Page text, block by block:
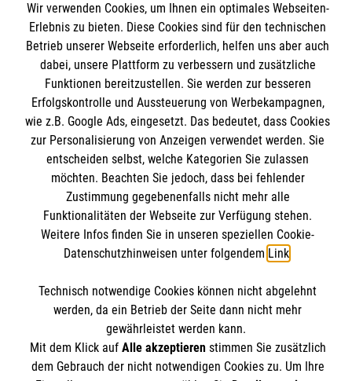
Angebote und Leistungen
Unsere Kurse
Mitarbeiten
Wir Malteser
Informationen
Kontakt
Pressestelle
Impressum
Datenschutz
Malteser online
Malteserorden
Malteser Jugend
Malteser International
Sharepoint
Spendenkonto
Empfänger: Malteser Hilfsdienst e.V.
BIC: GENODED 1PA7
Der Malteser Hilfsdienst e.V. ist als eingetragene
gemeinnützige Organisation von der Körperschaft- und
Wir verwenden Cookies, um Ihnen ein optimales Webseiten-
Erlebnis zu bieten. Diese Cookies sind für den technischen
Betrieb unserer Webseite erforderlich, helfen uns aber auch
dabei, unsere Plattform zu verbessern und zusätzliche
Funktionen bereitzustellen. Sie werden zur besseren
Erfolgskontrolle und Aussteuerung von Werbekampagnen,
wie z.B. Google Ads, eingesetzt. Das bedeutet, dass Cookies
zur Personalisierung von Anzeigen verwendet werden. Sie
entscheiden selbst, welche Kategorien Sie zulassen
möchten. Beachten Sie jedoch, dass bei fehlender
Zustimmung gegebenenfalls nicht mehr alle
Funktionalitäten der Webseite zur Verfügung stehen.
Weitere Infos finden Sie in unseren speziellen Cookie-
Datenschutzhinweisen unter folgendem Link.
Technisch notwendige Cookies können nicht abgelehnt
werden, da ein Betrieb der Seite dann nicht mehr
gewährleistet werden kann.
Mit dem Klick auf Alle akzeptierenstimmen Sie zusätzlich
dem Gebrauch der nicht notwendigen Cookies zu. Um Ihre